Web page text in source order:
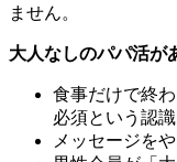
ません。
大人なしのパパ活が
食事だけで終
必須という認識
メッセージを